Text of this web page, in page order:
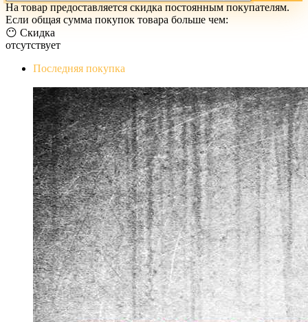
На товар предоставляется скидка постоянным покупателям.
Если общая сумма покупок товара больше чем:
😶 Скидка
отсутствует
Последняя покупка